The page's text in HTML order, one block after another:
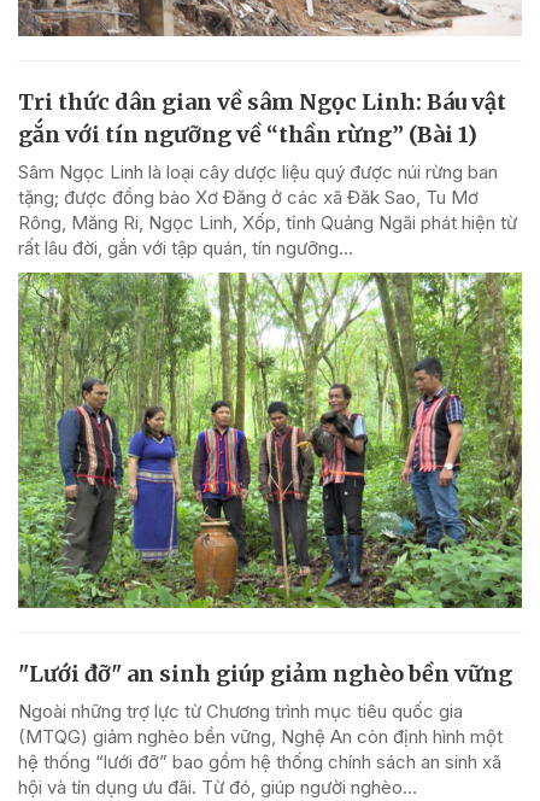
Tri thức dân gian về sâm Ngọc Linh: Báu vật
gắn với tín ngưỡng về “thần rừng” (Bài 1)
Sâm Ngọc Linh là loại cây dược liệu quý được núi rừng ban
tặng; được đồng bào Xơ Đăng ở các xã Đăk Sao, Tu Mơ
Rông, Măng Ri, Ngọc Linh, Xốp, tỉnh Quảng Ngãi phát hiện từ
rất lâu đời, gắn với tập quán, tín ngưỡng...
"Lưới đỡ" an sinh giúp giảm nghèo bền vững
Ngoài những trợ lực từ Chương trình mục tiêu quốc gia
(MTQG) giảm nghèo bền vững, Nghệ An còn định hình một
hệ thống “lưới đỡ” bao gồm hệ thống chính sách an sinh xã
hội và tín dụng ưu đãi. Từ đó, giúp người nghèo...